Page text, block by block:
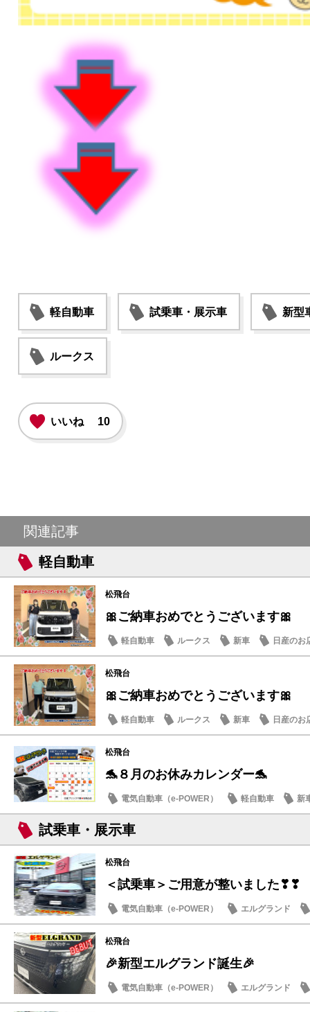
軽自動車 試乗車・展示車 新型
ルークス
いいね 10
関連記事
軽自動車
松飛台
🎀ご納車おめでとうございます🎀
軽自動車 ルークス 新車 日産のお
松飛台
🎀ご納車おめでとうございます🎀
軽自動車 ルークス 新車 日産のお
松飛台
🐬８月のお休みカレンダー🐬
電気自動車（e-POWER） 軽自動車
新
日産のお店
試乗車・展示車
松飛台
＜試乗車＞ご用意が整いました❣❣
電気自動車（e-POWER）
エルグランド
日産のお店
松飛台
🎉新型エルグランド誕生🎉
電気自動車（e-POWER）
エルグランド
日産のお店